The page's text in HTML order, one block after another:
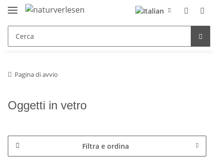
Pagina di avvio
Oggetti in vetro
Filtra e ordina